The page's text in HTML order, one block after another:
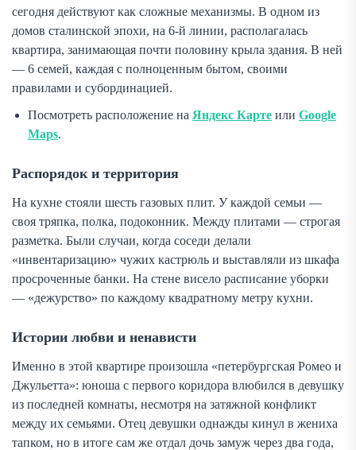
сегодня действуют как сложные механизмы. В одном из
домов сталинской эпохи, на 6-й линии, располагалась
квартира, занимающая почти половину крыла здания. В ней
— 6 семей, каждая с полноценным бытом, своими
правилами и субординацией.
Посмотреть расположение на Яндекс Карте или Google
Maps.
Распорядок и территория
На кухне стояли шесть газовых плит. У каждой семьи —
своя тряпка, полка, подоконник. Между плитами — строгая
разметка. Были случаи, когда соседи делали
«инвентаризацию» чужих кастрюль и выставляли из шкафа
просроченные банки. На стене висело расписание уборки
— «дежурство» по каждому квадратному метру кухни.
Истории любви и ненависти
Именно в этой квартире произошла «петербургская Ромео и
Джульетта»: юноша с первого коридора влюбился в девушку
из последней комнаты, несмотря на затяжной конфликт
между их семьями. Отец девушки однажды кинул в жениха
тапком, но в итоге сам же отдал дочь замуж через два года,